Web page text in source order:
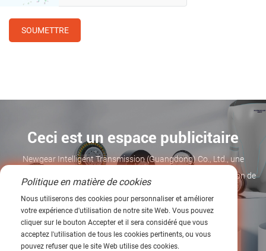
SOUMETTRE
Ceci est un espace publicitaire
Newgear Intelligent Transmission (Guangdong) Co., Ltd., une
entreprise de haute technologie spécialisée dans la transmission de
Explorer
Politique en matière de cookies
Nous utiliserons des cookies pour personnaliser et améliorer
votre expérience d'utilisation de notre site Web. Vous pouvez
cliquer sur le bouton Accepter et il sera considéré que vous
acceptez l'utilisation de tous les cookies pertinents, ou vous
pouvez refuser que le site Web utilise des cookies.